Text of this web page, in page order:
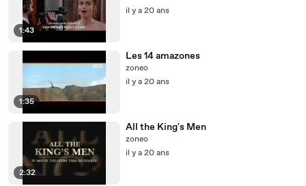
1:43
il y a 20 ans
1:35
Les 14 amazones
zoneo
il y a 20 ans
2:32
All the King's Men
zoneo
il y a 20 ans